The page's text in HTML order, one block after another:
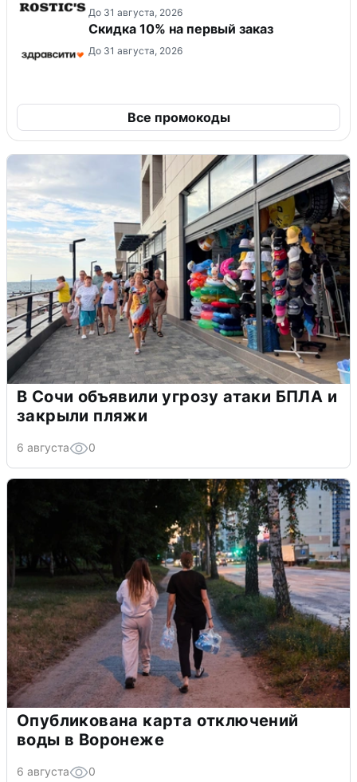
До 31 августа, 2026
Скидка 10% на первый заказ
До 31 августа, 2026
Все промокоды
В Сочи объявили угрозу атаки БПЛА и
закрыли пляжи
6 августа 0
Опубликована карта отключений
воды в Воронеже
6 августа 0